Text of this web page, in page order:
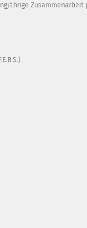
Zusammenarbeit